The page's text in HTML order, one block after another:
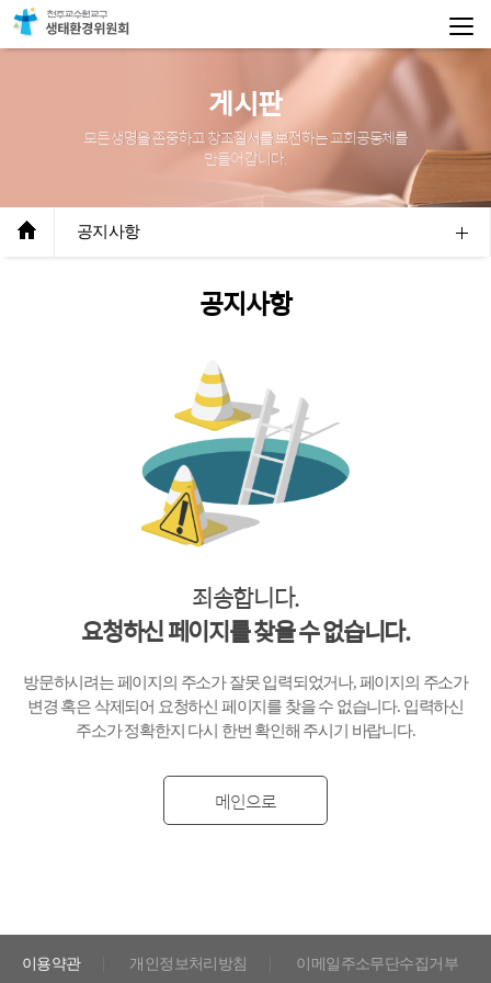
게시판
모든 생명을 존중하고 창조질서를 보전하는 교회공동체를
만들어 갑니다.
공지사항
공지사항
죄송합니다.
요청하신 페이지를 찾을 수 없습니다.
방문하시려는 페이지의 주소가 잘못 입력되었거나,페이지의 주소가
변경 혹은 삭제되어 요청하신 페이지를 찾을 수 없습니다.입력하신
주소가 정확한지 다시 한번 확인해 주시기 바랍니다.
메인으로
이용약관 개인정보처리방침 이메일주소무단수집거부